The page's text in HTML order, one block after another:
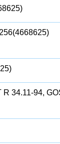
34.11-94,